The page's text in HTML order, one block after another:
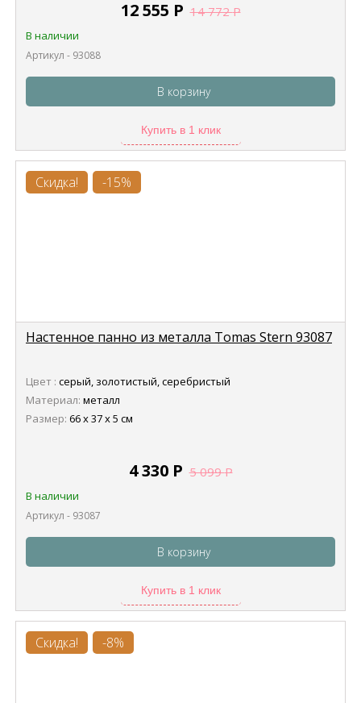
12 555 Р 14 772Р
В наличии
Артикул - 93088
В корзину
Купить в 1 клик
Скидка! -15%
Настенное панно из металла Tomas Stern 93087
Цвет : серый, золотистый, серебристый
Материал: металл
Размер: 66 х 37 х 5 см
4 330 Р 5 099Р
В наличии
Артикул - 93087
В корзину
Купить в 1 клик
Скидка! -8%